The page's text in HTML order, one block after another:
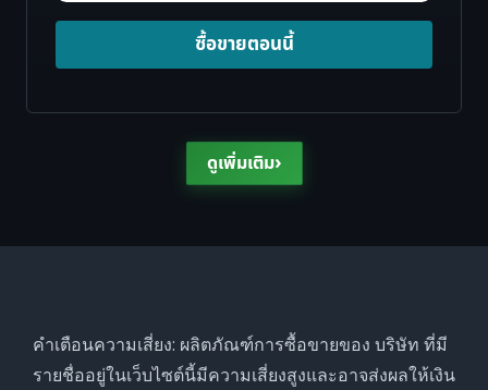
ซื้อขายตอนนี้
ดูเพิ่มเติม›
คำเตือนความเสี่ยง: ผลิตภัณฑ์การซื้อขายของ บริษัท ที่มี
รายชื่ออยู่ในเว็บไซต์นี้มีความเสี่ยงสูงและอาจส่งผลให้เงิน